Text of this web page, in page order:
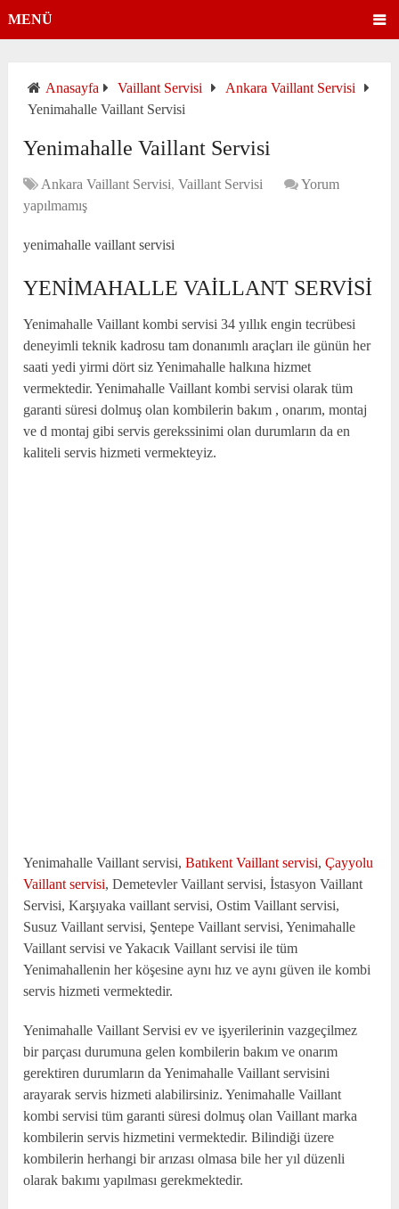
MENÜ
Anasayfa Vaillant Servisi
Ankara Vaillant Servisi
Yenimahalle Vaillant Servisi
Yenimahalle Vaillant Servisi
Ankara Vaillant Servisi,Vaillant Servisi
Yorum
yapılmamış
yenimahalle vaillant servisi
YENIMAHALLE VAILLANT SERVISI
Yenimahalle Vaillant kombi servisi 34 yıllık engin tecrübesi
deneyimli teknik kadrosu tam donanımlı araçları ile günün her
saati yedi yirmi dört siz Yenimahalle halkına hizmet
vermektedir. Yenimahalle Vaillant kombi servisi olarak tüm
garanti süresi dolmuş olan kombilerin bakım , onarım, montaj
ve d montaj gibi servis gerekssinimi olan durumların da en
kaliteli servis hizmeti vermekteyiz.
Yenimahalle Vaillant servisi,Batıkent Vaillant servisi,Çayyolu
Vaillant servisi, Demetevler Vaillant servisi, İstasyon Vaillant
Servisi, Karşıyaka vaillant servisi, Ostim Vaillant servisi,
Susuz Vaillant servisi, Şentepe Vaillant servisi, Yenimahalle
Vaillant servisi ve Yakacık Vaillant servisi ile tüm
Yenimahallenin her köşesine aynı hız ve aynı güven ile kombi
servis hizmeti vermektedir.
Yenimahalle Vaillant Servisi ev ve işyerilerinin vazgeçilmez
bir parçası durumuna gelen kombilerin bakım ve onarım
gerektiren durumların da Yenimahalle Vaillant servisini
arayarak servis hizmeti alabilirsiniz. Yenimahalle Vaillant
kombi servisi tüm garanti süresi dolmuş olan Vaillant marka
kombilerin servis hizmetini vermektedir. Bilindiği üzere
kombilerin herhangi bir arızası olmasa bile her yıl düzenli
olarak bakımı yapılması gerekmektedir.